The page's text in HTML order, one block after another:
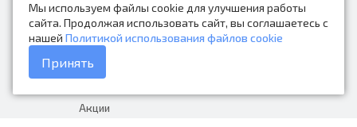
Мы используем файлы cookie для улучшения работы
сайта. Продолжая использовать сайт, вы соглашаетесь с
нашей Политикой использования файлов cookie
Принять
Контакты
Каталог товаров
Доставка и оплата
Акции